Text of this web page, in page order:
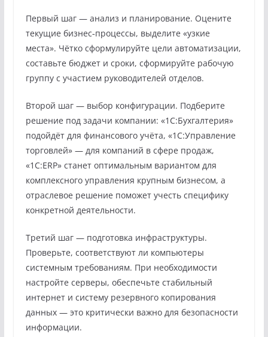
Первый шаг — анализ и планирование. Оцените
текущие бизнес‑процессы, выделите «узкие
места». Чётко сформулируйте цели автоматизации,
составьте бюджет и сроки, сформируйте рабочую
группу с участием руководителей отделов.
Второй шаг — выбор конфигурации. Подберите
решение под задачи компании: «1С:Бухгалтерия»
подойдёт для финансового учёта, «1С:Управление
торговлей» — для компаний в сфере продаж,
«1С:ERP» станет оптимальным вариантом для
комплексного управления крупным бизнесом, а
отраслевое решение поможет учесть специфику
конкретной деятельности.
Третий шаг — подготовка инфраструктуры.
Проверьте, соответствуют ли компьютеры
системным требованиям. При необходимости
настройте серверы, обеспечьте стабильный
интернет и систему резервного копирования
данных — это критически важно для безопасности
информации.